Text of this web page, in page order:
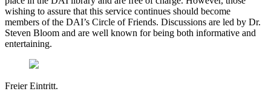
wishing to assure that this service continues should become
members of the DAI’s Circle of Friends. Discussions are led by Dr.
Steven Bloom and are well known for being both informative and
entertaining.
Freier Eintritt.